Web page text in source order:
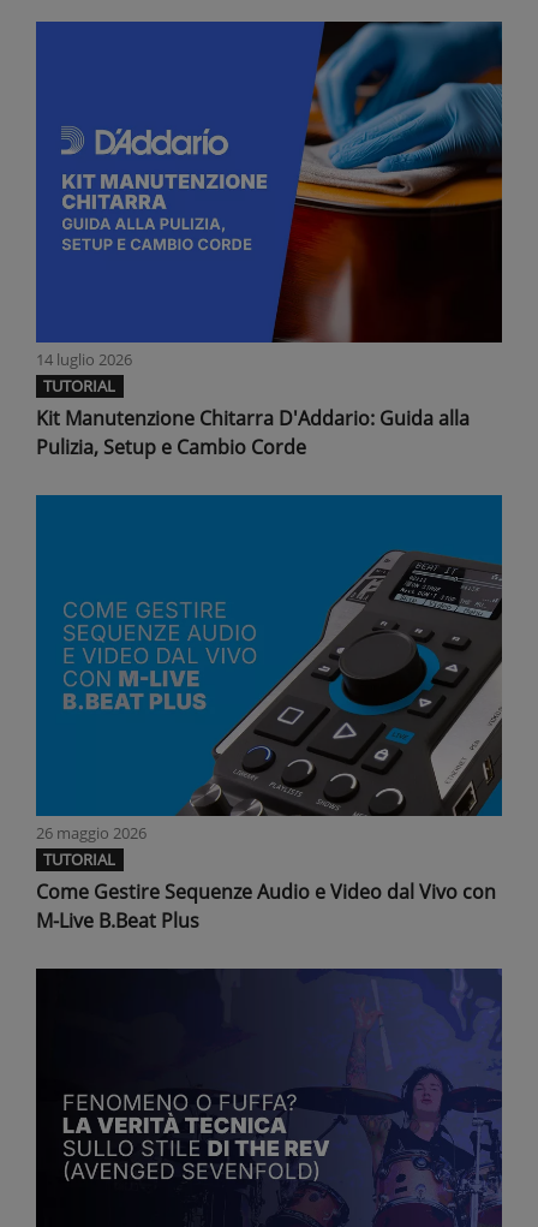
14 luglio 2026
TUTORIAL
Kit Manutenzione Chitarra D'Addario: Guida alla
Pulizia, Setup e Cambio Corde
26 maggio 2026
TUTORIAL
Come Gestire Sequenze Audio e Video dal Vivo con
M-Live B.Beat Plus